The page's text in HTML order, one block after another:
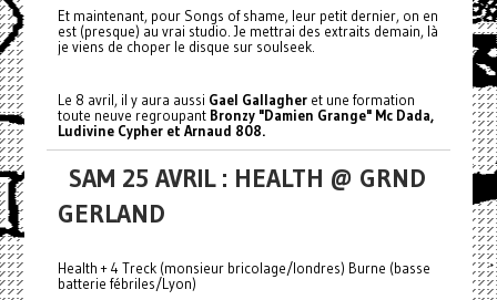
Et maintenant, pour Songs of shame, leur petit dernier, on en
est (presque) au vrai studio. Je mettrai des extraits demain, là
je viens de choper le disque sur soulseek.
Le 8 avril, il y aura aussi Gael Gallagheret une formation
toute neuve regroupant Bronzy "Damien Grange" Mc Dada,
Ludivine Cypher et Arnaud 808.
SAM 25 AVRIL : HEALTH @ GRND
GERLAND
Health + 4 Treck (monsieur bricolage/londres) Burne (basse
batterie fébriles/Lyon)